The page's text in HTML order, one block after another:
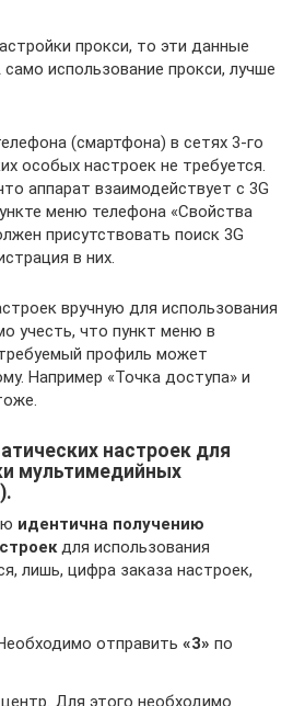
прокси, то эти данные
использование прокси, лучше
(смартфона) в сетях 3-го
особых настроек не требуется.
аппарат взаимодействует с 3G
меню телефона «Свойства
присутствовать поиск 3G
в них.
вручную для использования
учесть, что пункт меню в
профиль может
Например «Точка доступа» и
настроек для
мультимедийных
идентична получению
для использования
лишь, цифра заказа настроек,
отправить «3» по
Для этого необходимо